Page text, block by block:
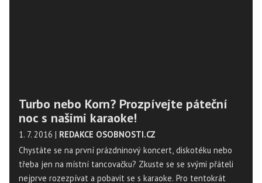
Turbo nebo Korn? Prozpívejte páteční
noc s našimi karaoke!
1. 7. 2016 | REDAKCE OSOBNOSTI.CZ
Chystáte se na první prázdninový koncert, diskotéku nebo
třeba jen na místní tancovačku? Zkuste se se svými přáteli
nejprve rozezpívat a pobavit se s karaoke. Pro tentokrát